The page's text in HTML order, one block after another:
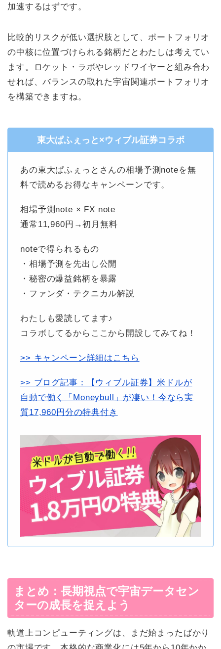
加速するはずです。
比較的リスクが低い選択肢として、ポートフォリオ
の中核に位置づけられる銘柄だとわたしは考えてい
ます。ロケット・ラボやレッドワイヤーと組み合わ
せれば、バランスの取れた宇宙関連ポートフォリオ
を構築できますね。
東大ぱふぇっと×ウィブル証券コラボ
あの東大ぱふぇっとさんの相場予測noteを無
料で読めるお得なキャンペーンです。
相場予測note × FX note
通常11,960円→初月無料
noteで得られるもの
・相場予測を先出し公開
・秘密の爆益銘柄を暴露
・ファンダ・テクニカル解説
わたしも愛読してます♪
コラボしてるからここから開設してみてね！
>> キャンペーン詳細はこちら
>> ブログ記事：【ウィブル証券】米ドルが
自動で働く「Moneybull」が凄い！今なら実
質17,960円分の特典付き
まとめ：長期視点で宇宙データセン
ターの成長を捉えよう
軌道上コンピューティングは、まだ始まったばかり